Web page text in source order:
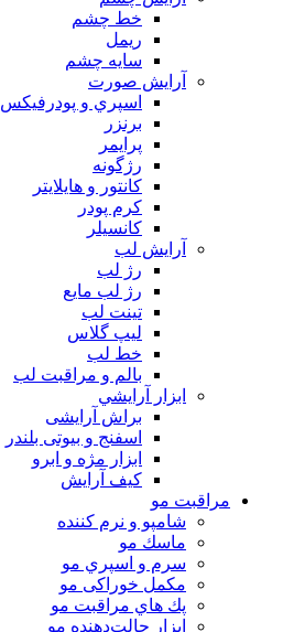
خط چشم
ريمل
سايه چشم
آرايش صورت
اسپري و پودرفيكس
برنزر
پرايمر
رژگونه
كانتور و هايلايتر
كرم پودر
كانسيلر
آرايش لب
رژ لب
رژ لب مایع
تینت لب
لیپ گلاس
خط لب
بالم و مراقبت لب
ابزار آرايشي
براش آرایشی
اسفنج و بیوتی بلندر
ابزار مژه و ابرو
کیف آرایش
مراقبت مو
شامپو و نرم كننده
ماسك مو
سرم و اسپري مو
مكمل خوراكی مو
پك هاي مراقبت مو
ابزار حالت‌دهنده مو